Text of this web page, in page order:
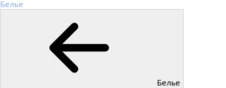
Белье
Белье